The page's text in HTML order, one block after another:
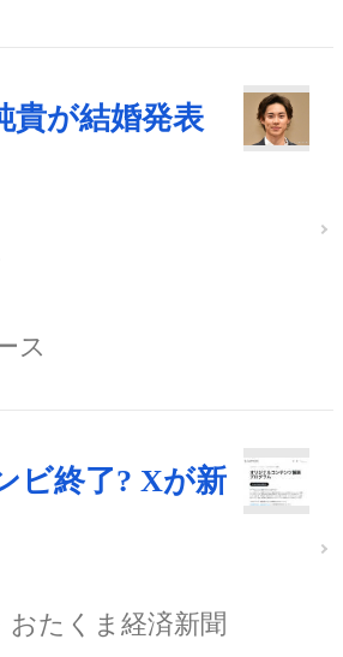
貴が結婚発表
ス
ビ終了? Xが新
おたくま経済新聞